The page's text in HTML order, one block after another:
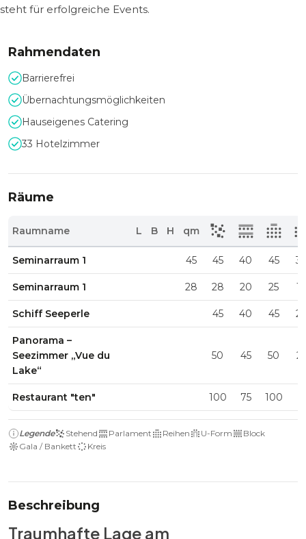
steht für erfolgreiche Events.
Rahmendaten
Barrierefrei
Übernachtungsmöglichkeiten
Hauseigenes Catering
33 Hotelzimmer
Räume
Raumname L B H qm
Seminarraum 1 45 45 40 45
Seminarraum 1 28 28 20 25
Schiff Seeperle 45 40 45
Panorama –
Seezimmer „Vue du
Lake“
50 45 50 25
Restaurant "ten" 100 75 100
Legende Stehend Parlament Reihen U-Form
Block
Gala / Bankett
Kreis
Beschreibung
Traumhafte Lage am